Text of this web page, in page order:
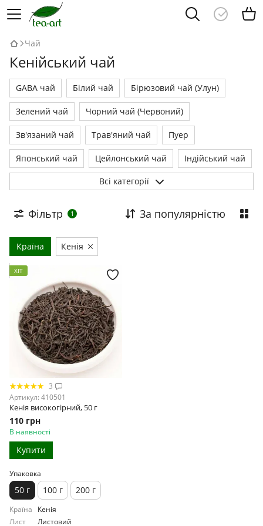
Чай
Кенійський чай
GABA чай Білий чай Бірюзовий чай (Улун)
Зелений чай Чорний чай (Червоний)
Зв'язаний чай Трав'яний чай Пуер
Японський чай Цейлонський чай Індійський чай
Чайні набори
Всі категорії
Фільтр 1 За популярністю
Країна Кенія
ХІТ
3
Артикул: 410501
Кенія високогірний, 50 г
110 грн
В наявності
Купити
Упаковка
50 г 100 г 200 г
Країна
Кенія
Лист
Листовий